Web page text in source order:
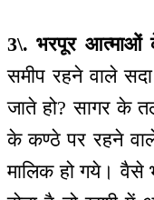
3\. भरपूर आत्माओं
समीप रहने वाले
जाते हो? सागर के
के कण्ठे पर रहने
मालिक हो गये। वैसे